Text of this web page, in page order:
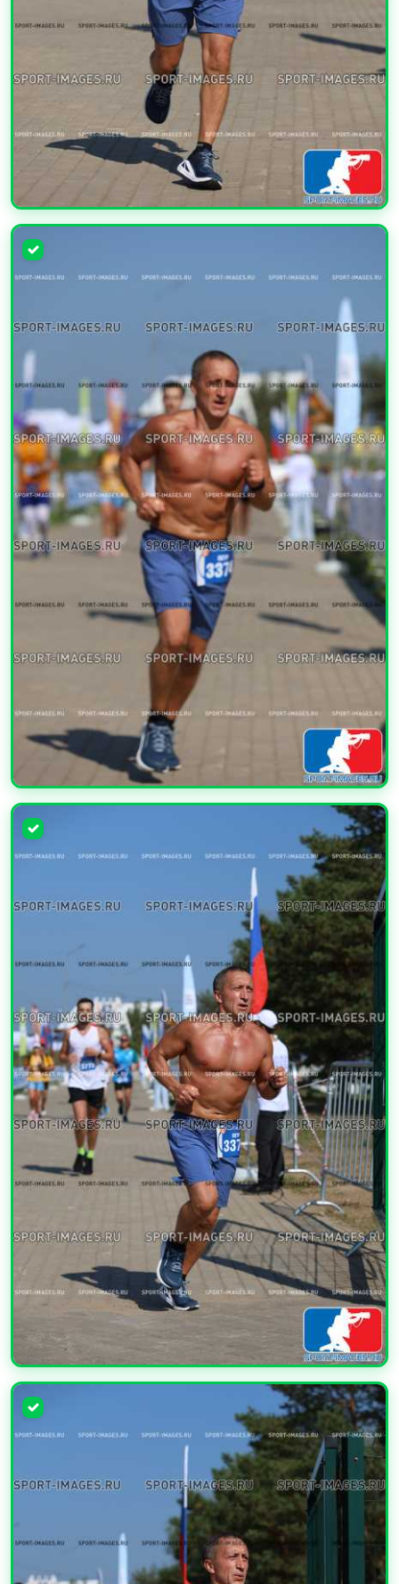
УВЕЛИЧИТЬ
УВЕЛИЧИТЬ
УВЕЛИЧИТЬ